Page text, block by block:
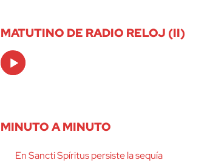
MATUTINO DE RADIO RELOJ (II)
Audio
Player
MINUTO A MINUTO
En Sancti Spíritus persiste la sequía